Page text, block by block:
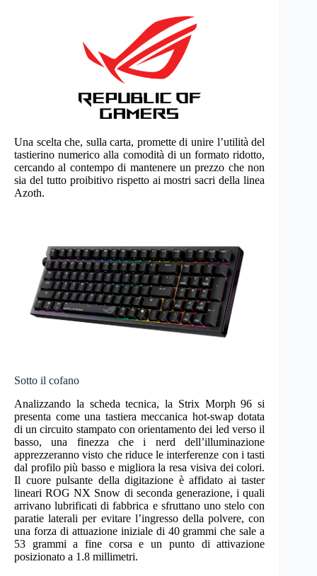
Una scelta che, sulla carta, promette di unire l’utilità del
tastierino numerico alla comodità di un formato ridotto,
cercando al contempo di mantenere un prezzo che non
sia del tutto proibitivo rispetto ai mostri sacri della linea
Azoth.
Sotto il cofano
Analizzando la scheda tecnica, la Strix Morph 96 si
presenta come una tastiera meccanica hot-swap dotata
di un circuito stampato con orientamento dei led verso il
basso, una finezza che i nerd dell’illuminazione
apprezzeranno visto che riduce le interferenze con i tasti
dal profilo più basso e migliora la resa visiva dei colori.
Il cuore pulsante della digitazione è affidato ai taster
lineari ROG NX Snow di seconda generazione, i quali
arrivano lubrificati di fabbrica e sfruttano uno stelo con
paratie laterali per evitare l’ingresso della polvere, con
una forza di attuazione iniziale di 40 grammi che sale a
53 grammi a fine corsa e un punto di attivazione
posizionato a 1.8 millimetri.